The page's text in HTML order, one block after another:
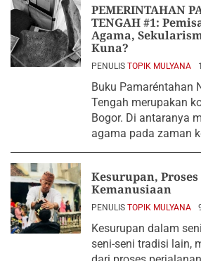
PEMERINTAHAN
TENGAH #1:
Agama,
Kuna?
PENULIS TOPIK MULYANA
Buku Pamaréntahan
Tengah merupakan
Bogor. Di antaranya
agama pada zaman
Kesurupan,
Kemanusiaan
PENULIS TOPIK MULYANA
Kesurupan dalam
seni-seni tradisi lain,